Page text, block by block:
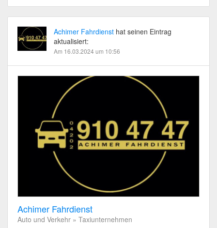
Achimer Fahrdienst hat seinen Eintrag
aktualisiert:
Am 16.03.2024 um 10:56
Achimer Fahrdienst
Auto und Verkehr » Taxiunternehmen